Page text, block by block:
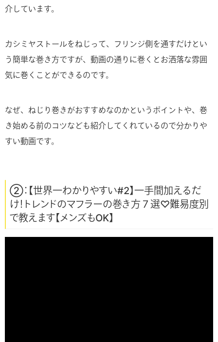
介しています。
カシミヤストールをねじって、フリンジ側を通すだけとい
う簡単な巻き方ですが、動画の通りに巻くとお洒落な雰囲
気に巻くことができるのです。
なぜ、ねじり巻きがおすすめなのかというポイントや、巻
き始める前のコツなども紹介してくれているので分かりや
すい動画です。
②：【世界一わかりやすい#2】一手間加えるだ
け！トレンドのマフラーの巻き方７選♡難易度別
で教えます【メンズもOK】